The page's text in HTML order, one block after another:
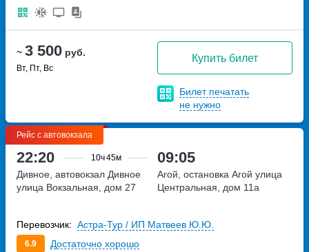
~ 3 500 руб.
Вт, Пт, Вс
Купить билет
Билет печатать
не нужно
Рейс с автовокзала
22:20 10ч45м 09:05
Дивное, автовокзал Дивное
улица Вокзальная, дом 27
Агой, остановка Агой улица
Центральная, дом 11а
6.9 Достаточно хорошо
Перевозчик: Астра-Тур / ИП Матвеев Ю.Ю.